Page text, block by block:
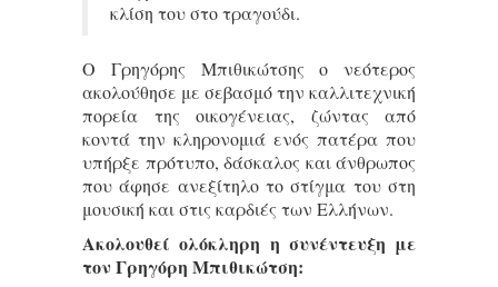
κλίση του στο τραγούδι.
Ο Γρηγόρης Μπιθικώτσης ο νεότερος
ακολούθησε με σεβασμό την καλλιτεχνική
πορεία της οικογένειας, ζώντας από
κοντά την κληρονομιά ενός πατέρα που
υπήρξε πρότυπο, δάσκαλος και άνθρωπος
που άφησε ανεξίτηλο το στίγμα του στη
μουσική και στις καρδιές των Ελλήνων.
Ακολουθεί ολόκληρη η συνέντευξη με
τον Γρηγόρη Μπιθικώτση: